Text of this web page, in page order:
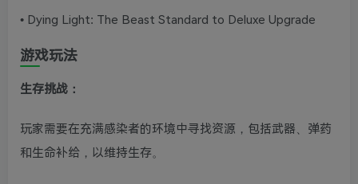
• Dying Light: The Beast Standard to Deluxe Upgrade
游戏玩法
生存挑战：
玩家需要在充满感染者的环境中寻找资源，包括武器、弹药
和生命补给，以维持生存。